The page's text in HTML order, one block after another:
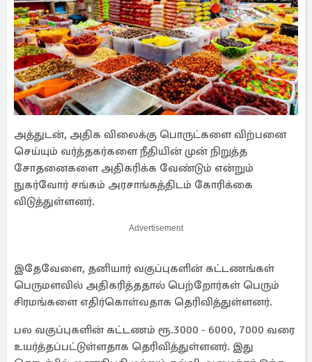
அத்துடன், அதிக விலைக்கு பொருட்களை விற்பனை
செய்யும் வர்த்தகர்களை நீதியின் முன் நிறுத்த
சோதனைகளை அதிகரிக்க வேண்டும் என்றும்
நுகர்வோர் சங்கம் அரசாங்கத்திடம் கோரிக்கை
விடுத்துள்ளனர்.
Advertisement
இதேவேளை, தனியார் வகுப்புகளின் கட்டணங்கள்
பெருமளவில் அதிகரித்ததால் பெற்றோர்கள் பெரும்
சிரமங்களை எதிர்கொள்வதாக தெரிவித்துள்ளனர்.
பல வகுப்புகளின் கட்டணம் ரூ.3000 - 6000, 7000 வரை
உயர்த்தப்பட்டுள்ளதாக தெரிவித்துள்ளனர். இது